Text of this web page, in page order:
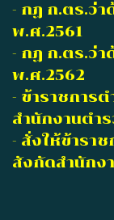
- กฏ ก.ตร.ว่า
พ.ศ.2561
- กฏ ก.ตร.ว่า
พ.ศ.2562
- ข้าราชการ
สำนักงานตำ
- สั่งให้ข้ารา
สังกัดสำนักง